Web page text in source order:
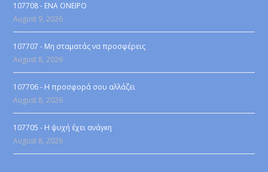
107708 - ENA ONEIPO
August 9, 2026
107707 - Μη σταματάς να προσφέρεις
August 8, 2026
107706 - Η προσφορά σου αλλάζει
August 8, 2026
107705 - Η ψυχή έχει ανάγκη
August 8, 2026